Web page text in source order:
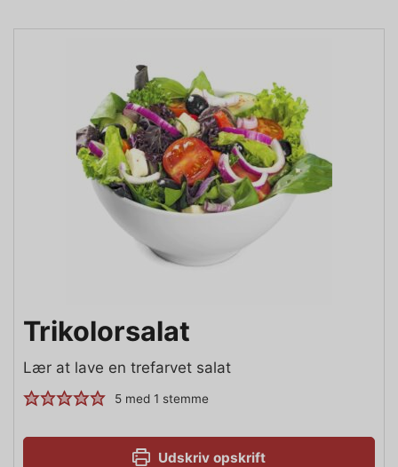
Trikolorsalat
Lær at lave en trefarvet salat
5 med 1 stemme
Udskriv opskrift